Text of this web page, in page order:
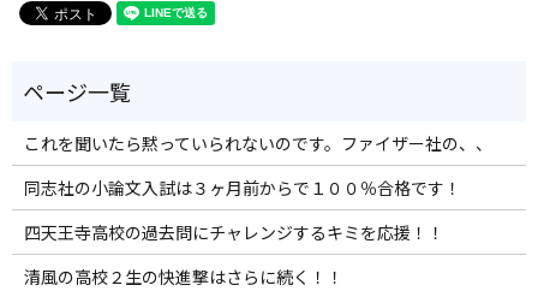
これを聞いたら黙っていられないのです。ファイザー社の、、
同志社の小論文入試は３ヶ月前からで１００％合格です！
四天王寺高校の過去問にチャレンジするキミを応援！！
清風の高校２生の快進撃はさらに続く！！